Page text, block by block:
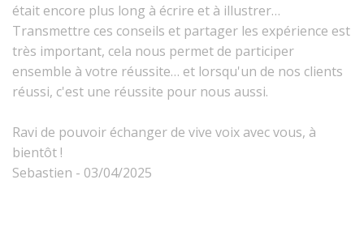
était encore plus long à écrire et à illustrer…
Transmettre ces conseils et partager les expérience est
très important, cela nous permet de participer
ensemble à votre réussite… et lorsqu'un de nos clients
réussi, c'est une réussite pour nous aussi.
Ravi de pouvoir échanger de vive voix avec vous, à
bientôt !
Sebastien - 03/04/2025